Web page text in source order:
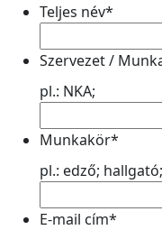
Teljes név*
Szervezet /
pl.: NKA;
Munkakör*
pl.: edző; hallgató;
E-mail cím*